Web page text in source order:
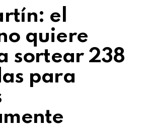
el
quiere
sortear 238
para